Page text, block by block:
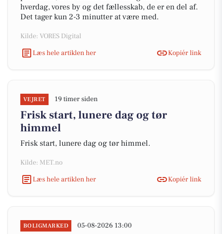
hverdag, vores by og det fællesskab, de er en del af.
Det tager kun 2-3 minutter at være med.
Kilde: VORES Digital
Læs hele artiklen her
Kopiér link
VEJRET 19 timer siden
Frisk start, lunere dag og tør
himmel
Frisk start, lunere dag og tør himmel.
Kilde: MET.no
Læs hele artiklen her
Kopiér link
BOLIGMARKED 05-08-2026 13:00